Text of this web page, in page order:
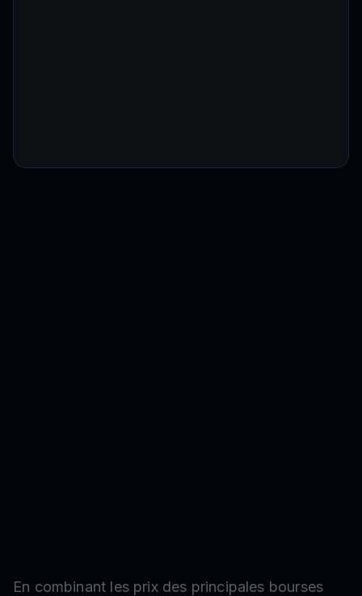
En combinant les prix des principales bourses